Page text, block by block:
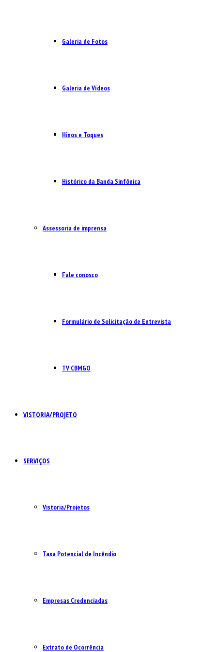
Galeria de Fotos
Galeria de Vídeos
Hinos e Toques
Histórico da Banda Sinfônica
Assessoria de imprensa
Fale conosco
Formulário de Solicitação de Entrevista
TV CBMGO
VISTORIA/PROJETO
SERVIÇOS
Vistoria/Projetos
Taxa Potencial de Incêndio
Empresas Credenciadas
Extrato de Ocorrência